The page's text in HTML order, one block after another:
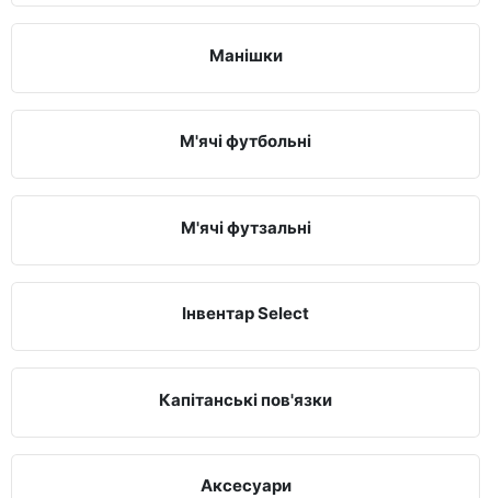
Манішки
М'ячі футбольні
М'ячі футзальні
Інвентар Select
Капітанські пов'язки
Аксесуари